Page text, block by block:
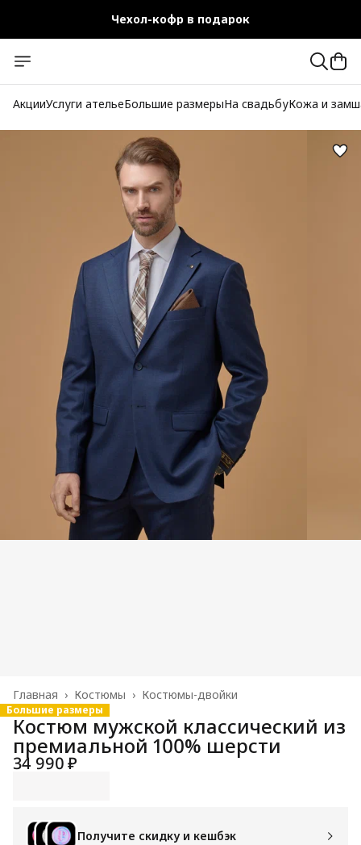
Чехол-кофр в подарок
Бесплатная доставка при заказе от 10 000 руб.
АкцииУслуги ательеБольшие размерыНа свадьбуКожа и
Костюмы-двойки
Костюмы ›
Главная ›
Большие размеры
Костюм мужской классический из
премиальной 100% шерсти
34 990 ₽
Получите скидку и кешбэк